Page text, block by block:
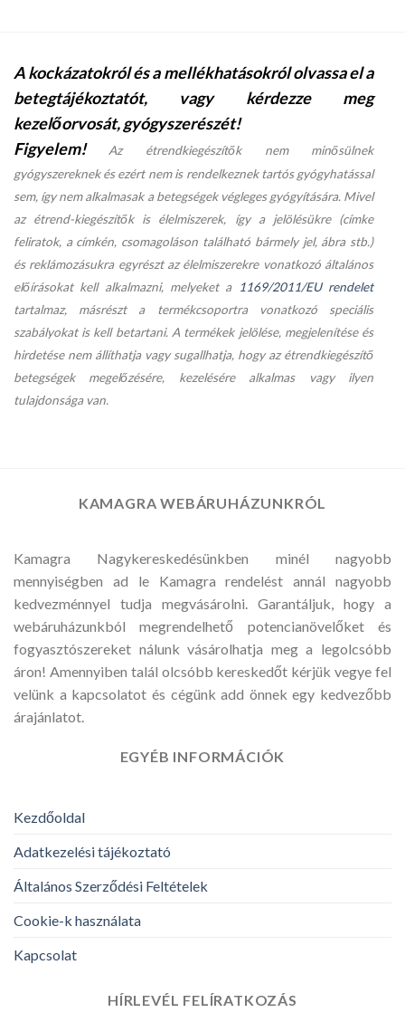
A kockázatokról és a mellékhatásokról olvassa el a
betegtájékoztatót, vagy kérdezze meg
kezelőorvosát, gyógyszerészét!
Figyelem!Az étrendkiegészítők nem minősülnek
gyógyszereknek és ezért nem is rendelkeznek tartós gyógyhatással
sem, így nem alkalmasak a betegségek végleges gyógyítására. Mivel
az étrend-kiegészítők is élelmiszerek, így a jelölésükre (címke
feliratok, a címkén, csomagoláson található bármely jel, ábra stb.)
és reklámozásukra egyrészt az élelmiszerekre vonatkozó általános
előírásokat kell alkalmazni, melyeket a
1169/2011/EU rendelet
tartalmaz, másrészt a termékcsoportra vonatkozó speciális
szabályokat is kell betartani. A termékek jelölése, megjelenítése és
hirdetése nem állíthatja vagy sugallhatja, hogy az étrendkiegészítő
betegségek megelőzésére, kezelésére alkalmas vagy ilyen
tulajdonsága van.
KAMAGRA WEBÁRUHÁZUNKRÓL
Kamagra Nagykereskedésünkben minél nagyobb
mennyiségben ad le Kamagra rendelést annál nagyobb
kedvezménnyel tudja megvásárolni. Garantáljuk, hogy a
webáruházunkból megrendelhető potencianövelőket és
fogyasztószereket nálunk vásárolhatja meg a legolcsóbb
áron! Amennyiben talál olcsóbb kereskedőt kérjük vegye fel
velünk a kapcsolatot és cégünk add önnek egy kedvezőbb
árajánlatot.
EGYÉB INFORMÁCIÓK
Kezdőoldal
Adatkezelési tájékoztató
Általános Szerződési Feltételek
Cookie-k használata
Kapcsolat
HÍRLEVÉL FELÍRATKOZÁS